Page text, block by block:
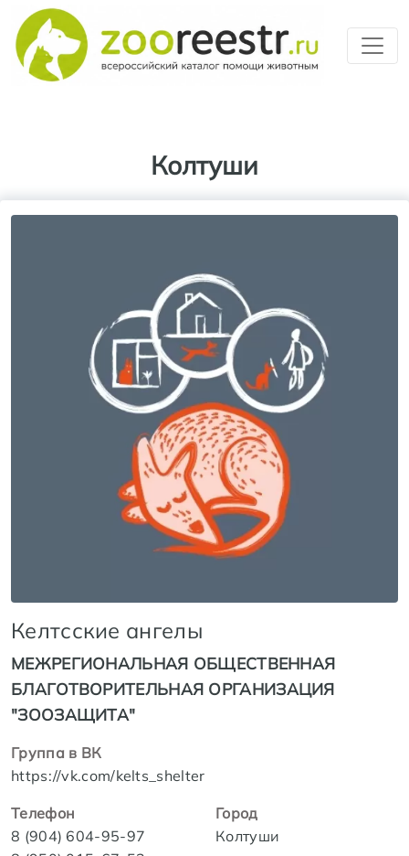
Колтуши
Келтсские ангелы
МЕЖРЕГИОНАЛЬНАЯ ОБЩЕСТВЕННАЯ
БЛАГОТВОРИТЕЛЬНАЯ ОРГАНИЗАЦИЯ
"ЗООЗАЩИТА"
Группа в ВК
https://vk.com/kelts_shelter
Телефон
8 (904) 604-95-97
Город
Колтуши